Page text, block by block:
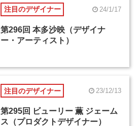
注目のデザイナー 24/1/17
第296回 本多沙映（デザイナ
ー・アーティスト）
注目のデザイナー 23/12/13
第295回 ビューリー 薫 ジェーム
ス（プロダクトデザイナー）